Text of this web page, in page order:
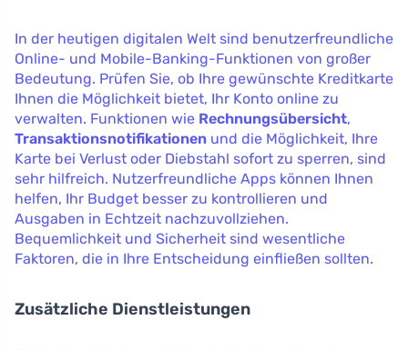
In der heutigen digitalen Welt sind benutzerfreundliche
Online- und Mobile-Banking-Funktionen von großer
Bedeutung. Prüfen Sie, ob Ihre gewünschte Kreditkarte
Ihnen die Möglichkeit bietet, Ihr Konto online zu
verwalten. Funktionen wie Rechnungsübersicht,
Transaktionsnotifikationen und die Möglichkeit, Ihre
Karte bei Verlust oder Diebstahl sofort zu sperren, sind
sehr hilfreich. Nutzerfreundliche Apps können Ihnen
helfen, Ihr Budget besser zu kontrollieren und
Ausgaben in Echtzeit nachzuvollziehen.
Bequemlichkeit und Sicherheit sind wesentliche
Faktoren, die in Ihre Entscheidung einfließen sollten.
Zusätzliche Dienstleistungen